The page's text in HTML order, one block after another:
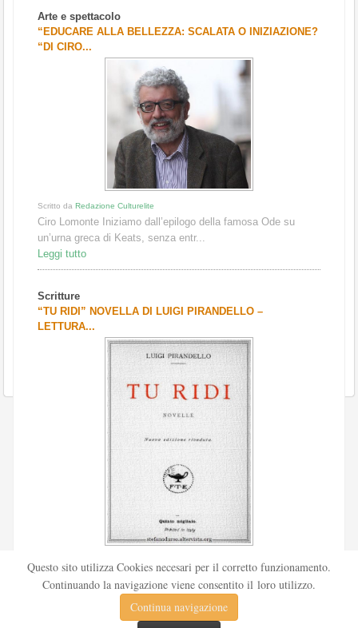
Arte e spettacolo
“EDUCARE ALLA BELLEZZA: SCALATA O INIZIAZIONE?
“DI CIRO...
Scritto da Redazione Culturelite
Ciro Lomonte Iniziamo dall’epilogo della famosa Ode su
un’urna greca di Keats, senza entr...
Leggi tutto
Scritture
“TU RIDI” NOVELLA DI LUIGI PIRANDELLO –
LETTURA...
Pubblicata nel 1912 sul «Corriere della sera», la novella Tu
ridi fu successivamente inserita nella ...
Questo sito utilizza Cookies necesari per il corretto funzionamento.
Continuando la navigazione viene consentito il loro utilizzo.
Continua navigazione